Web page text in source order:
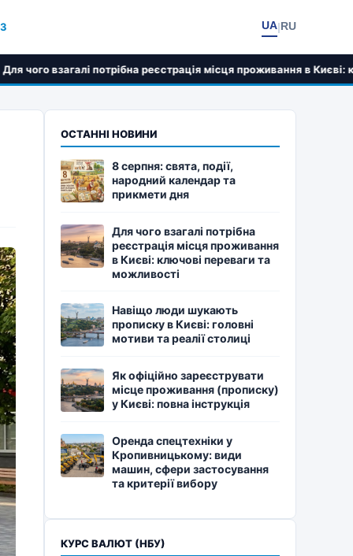
UA|RU
реєстрація місця проживання в Києві: ключові переваги
ОСТАННІ НОВИНИ
8 серпня: свята, події,
народний календар та
прикмети дня
Для чого взагалі потрібна
реєстрація місця проживання
в Києві: ключові переваги та
можливості
Навіщо люди шукають
прописку в Києві: головні
мотиви та реалії столиці
Як офіційно зареєструвати
місце проживання (прописку)
у Києві: повна інструкція
Оренда спецтехніки у
Кропивницькому: види
машин, сфери застосування
та критерії вибору
КУРС ВАЛЮТ (НБУ)